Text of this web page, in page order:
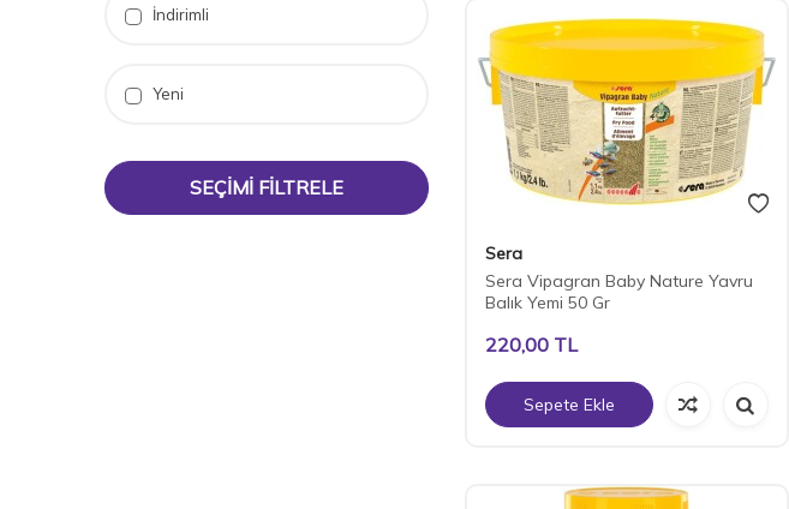
İndirimli
Yeni
SEÇIMI FILTRELE
Sera
Sera Vipagran Baby Nature Yavru
Balık Yemi 50 Gr
220,00 TL
Sepete Ekle